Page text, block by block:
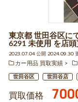
東京都 世田谷区に
6291 未使用 を店
2023.07.04 公開 2024.09.30
カー用品 買取実績
世田谷区 世田谷店
買取価格